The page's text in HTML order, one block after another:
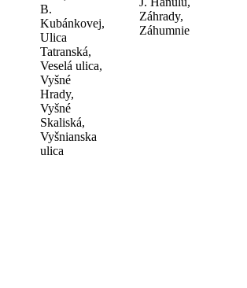
B.
Kubánkovej,
Ulica
Tatranská,
Veselá ulica,
Vyšné
Hrady,
Vyšné
Skaliská,
Vyšnianska
ulica
Záhrady,
Záhumnie